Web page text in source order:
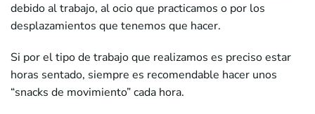
debido al trabajo, al ocio que practicamos o por los
desplazamientos que tenemos que hacer.
Si por el tipo de trabajo que realizamos es preciso estar
horas sentado, siempre es recomendable hacer unos
“snacks de movimiento” cada hora.